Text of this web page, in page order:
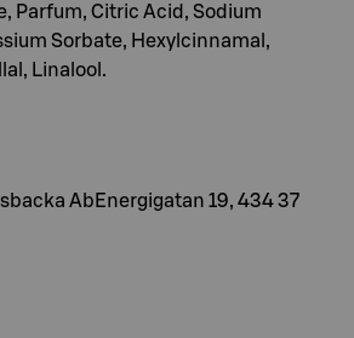
Parfum, Citric Acid, Sodium
Sorbate, Hexylcinnamal,
Linalool.
AbEnergigatan 19, 434 37